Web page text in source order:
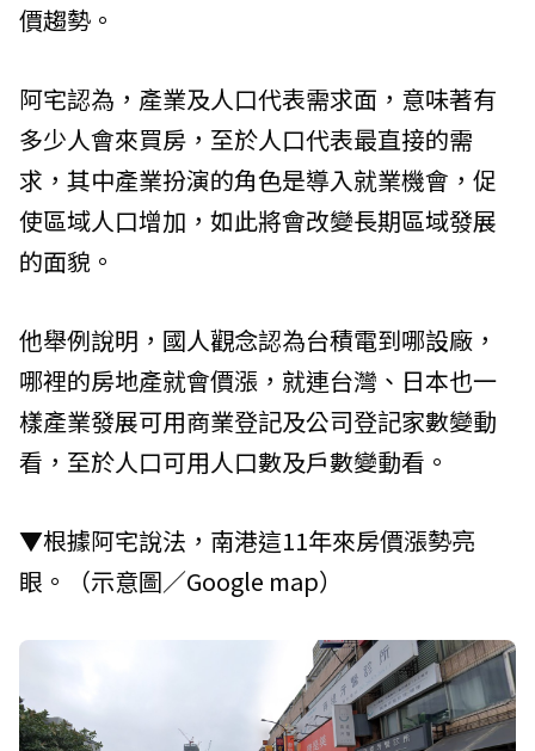
價趨勢。
阿宅認為，產業及人口代表需求面，意味著有
多少人會來買房，至於人口代表最直接的需
求，其中產業扮演的角色是導入就業機會，促
使區域人口增加，如此將會改變長期區域發展
的面貌。
他舉例說明，國人觀念認為台積電到哪設廠，
哪裡的房地產就會價漲，就連台灣、日本也一
樣產業發展可用商業登記及公司登記家數變動
看，至於人口可用人口數及戶數變動看。
▼根據阿宅說法，南港這11年來房價漲勢亮
眼。（示意圖／Google map）